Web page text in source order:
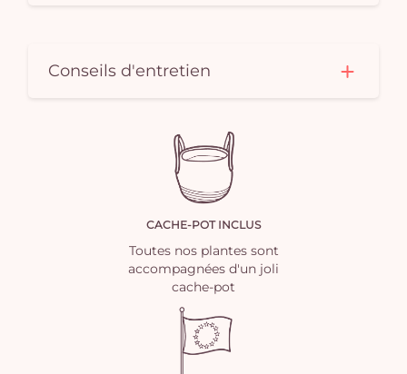
Conseils d'entretien
CACHE-POT INCLUS
Toutes nos plantes sont
accompagnées d'un joli
cache-pot